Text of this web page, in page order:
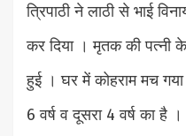
त्रिपाठी ने लाठी से भाई
कर दिया । मृतक की पत्नी के
हुई । घर में कोहराम मच
6 वर्ष व दूसरा 4 वर्ष का है